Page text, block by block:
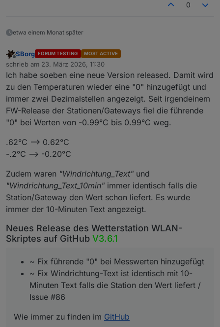
0
etwa einem Monat später
Offline
SBorg FORUM TESTING MOST ACTIVE
schrieb am 23. März 2026, 11:30
zuletzt editiert von
Ich habe soeben eine neue Version released. Damit wird
zu den Temperaturen wieder eine "0" hinzugefügt und
immer zwei Dezimalstellen angezeigt. Seit irgendeinem
FW-Release der Stationen/Gateways fiel die führende
"0" bei Werten von -0.99°C bis 0.99°C weg.
.62°C --> 0.62°C
-.2°C --> -0.20°C
Zudem waren "Windrichtung_Text" und
"Windrichtung_Text_10min" immer identisch falls die
Station/Gateway den Wert schon liefert. Es wurde
immer der 10-Minuten Text angezeigt.
Neues Release des Wetterstation WLAN-
Skriptes auf GitHub V3.6.1
~ Fix führende "0" bei Messwerten hinzugefügt
~ Fix Windrichtung-Text ist identisch mit 10-
Minuten Text falls die Station den Wert liefert /
Issue #86
Wie immer zu finden im GitHub